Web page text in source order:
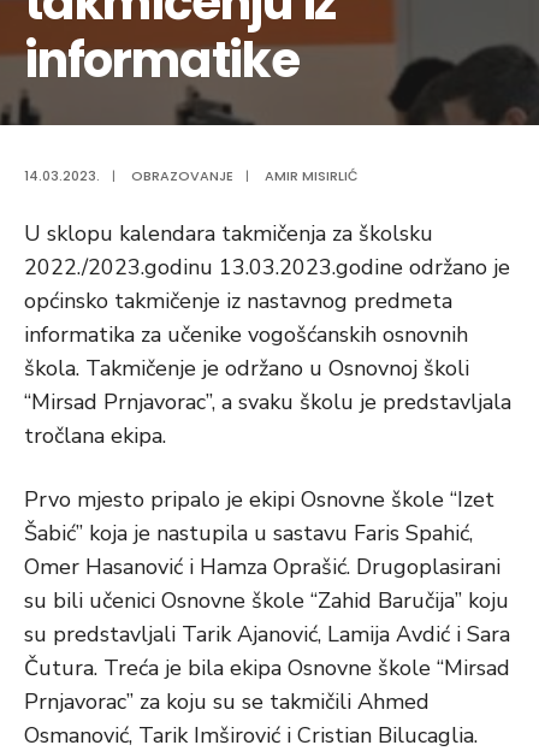
informatike
14.03.2023. | OBRAZOVANJE | AMIR MISIRLIĆ
U sklopu kalendara takmičenja za školsku
2022./2023.godinu 13.03.2023.godine održano je
općinsko takmičenje iz nastavnog predmeta
informatika za učenike vogošćanskih osnovnih
škola. Takmičenje je održano u Osnovnoj školi
“Mirsad Prnjavorac”, a svaku školu je predstavljala
tročlana ekipa.
Prvo mjesto pripalo je ekipi Osnovne škole “Izet
Šabić” koja je nastupila u sastavu Faris Spahić,
Omer Hasanović i Hamza Oprašić. Drugoplasirani
su bili učenici Osnovne škole “Zahid Baručija” koju
su predstavljali Tarik Ajanović, Lamija Avdić i Sara
Čutura. Treća je bila ekipa Osnovne škole “Mirsad
Prnjavorac” za koju su se takmičili Ahmed
Osmanović, Tarik Imširović i Cristian Bilucaglia.